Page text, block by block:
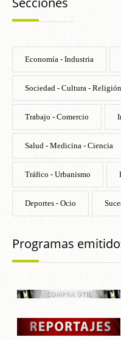
Economía - Industria
Sociedad - Cultura - Religión
Trabajo - Comercio
Salud - Medicina - Ciencia
Tráfico - Urbanismo
Deportes - Ocio
Programas